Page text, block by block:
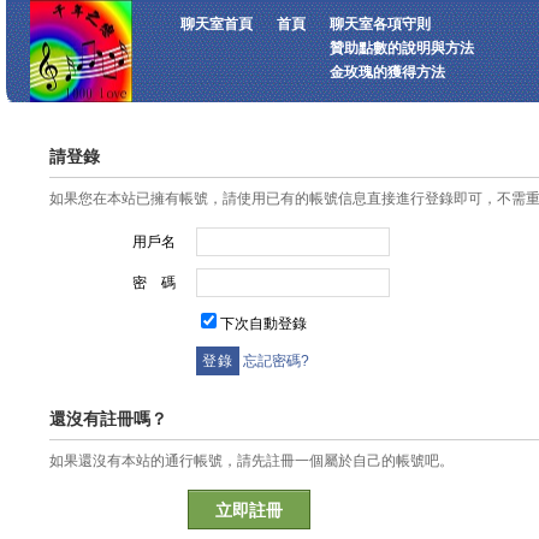
聊天室首頁 首頁
聊天室各項守則
贊助點數的說明與方法
金玫瑰的獲得方法
請登錄
如果您在本站已擁有帳號，請使用已有的帳號信息直接進行登錄即可，不需
用戶名
密 碼
下次自動登錄
忘記密碼?
還沒有註冊嗎？
如果還沒有本站的通行帳號，請先註冊一個屬於自己的帳號吧。
立即註冊